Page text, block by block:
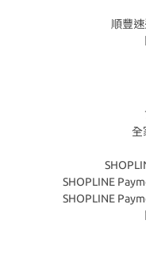
順豐
全
SHOPLINE
SHOPLINE